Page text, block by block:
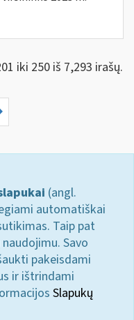
iki 250 iš 7,293 irašų.
(angl.
automatiškai
Taip pat
Savo
pakeisdami
ir ištrindami
Slapukų